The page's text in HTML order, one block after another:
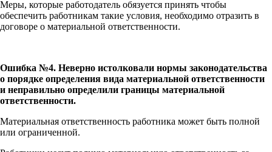
Меры, которые работодатель обязуется принять чтобы
обеспечить работникам такие условия, необходимо отразить в
договоре о материальной ответственности.
Ошибка №4. Неверно истолковали нормы законодательства
о порядке определения вида материальной ответственности
и неправильно определили границы материальной
ответственности.
Материальная ответственность работника может быть полной
или ограниченной.